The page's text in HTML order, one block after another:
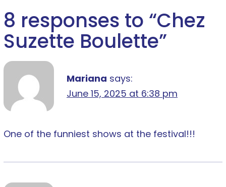
8 responses to “Chez
Suzette Boulette”
Mariana says:
June 15, 2025 at 6:38 pm
One of the funniest shows at the festival!!!